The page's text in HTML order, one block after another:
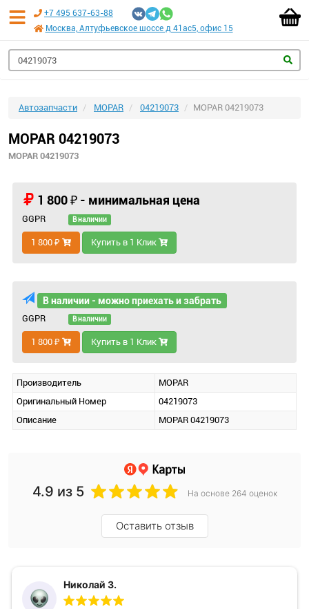
+7 495 637-63-88
Москва, Алтуфьевское шоссе д 41ас5, офис 15
Автозапчасти MOPAR 04219073 MOPAR 04219073
MOPAR 04219073
MOPAR 04219073
1 800 ₽ - минимальная цена
GGPR В наличии
1 800 ₽ Купить в 1 Клик
В наличии - можно приехать и забрать
GGPR В наличии
1 800 ₽ Купить в 1 Клик
Производитель
MOPAR
Оригинальный Номер
04219073
Описание
MOPAR 04219073
4.9 из 5 На основе 264 оценок
Оставить отзыв
Николай З.